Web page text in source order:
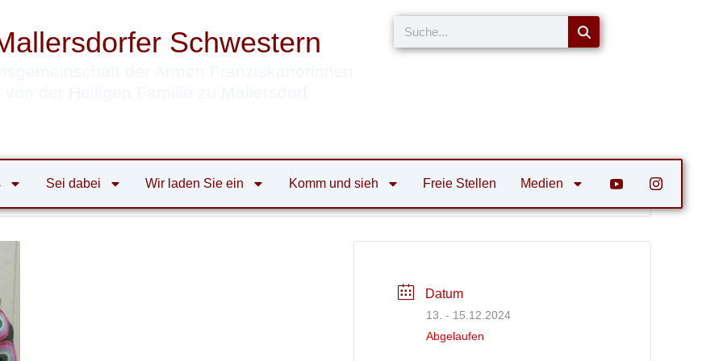
Schwestern
Suche
Sei dabei Wir laden Sie ein Komm und sieh Freie Stellen
Medien
Datum
13. - 15.12.2024
Abgelaufen